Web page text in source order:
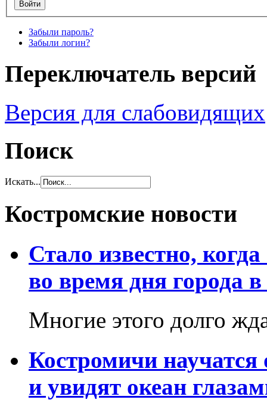
Забыли пароль?
Забыли логин?
Переключатель версий
Версия для слабовидящих
Поиск
Искать...
Костромские новости
Стало известно,
во время дня города
Многие этого долго
Костромичи научатся
и увидят океан